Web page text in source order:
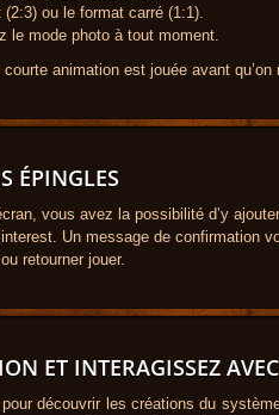
ou le format carré (1:1).
le mode photo à tout moment.
animation est jouée avant
ÉPINGLES
vous avez la possibilité d’y
Un message de confirmation
retourner jouer.
ET INTERAGISSEZ
découvrir les créations du